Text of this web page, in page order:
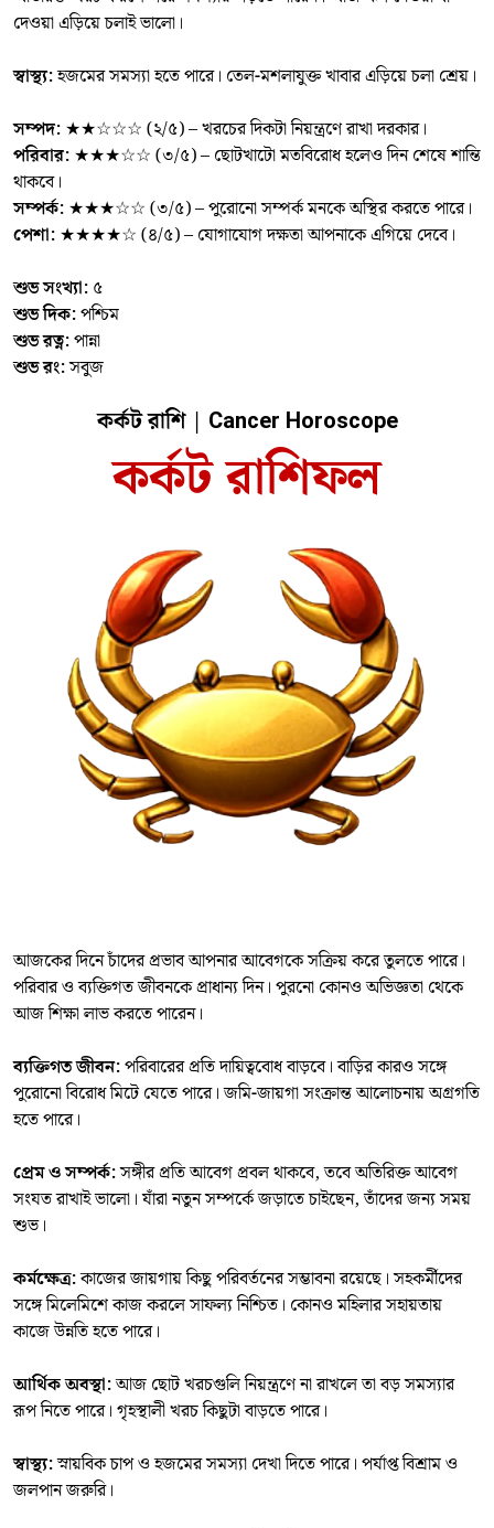
দেওয়া এড়িয়ে চলাই ভালো।
স্বাস্থ্য:হজমের সমস্যা হতে পারে। তেল-মশলাযুক্ত খাবার এড়িয়ে চলা শ্রেয়।
সম্পদ: ★★☆☆☆ (২/৫) – খরচের দিকটা নিয়ন্ত্রণে রাখা দরকার।
পরিবার: ★★★☆☆ (৩/৫) – ছোটখাটো মতবিরোধ হলেও দিন শেষে শান্তি
থাকবে।
সম্পর্ক: ★★★☆☆ (৩/৫) – পুরোনো সম্পর্ক মনকে অস্থির করতে পারে।
পেশা: ★★★★☆ (৪/৫) – যোগাযোগ দক্ষতা আপনাকে এগিয়ে দেবে।
শুভ সংখ্যা: ৫
শুভ দিক:পশ্চিম
শুভ রত্ন:পান্না
শুভ রং:সবুজ
কর্কট রাশি | Cancer Horoscope
কর্কট রাশিফল
আজকের দিনে চাঁদের প্রভাব আপনার আবেগকে সক্রিয় করে তুলতে পারে।
পরিবার ও ব্যক্তিগত জীবনকে প্রাধান্য দিন। পুরনো কোনও অভিজ্ঞতা থেকে
আজ শিক্ষা লাভ করতে পারেন।
ব্যক্তিগত জীবন:পরিবারের প্রতি দায়িত্ববোধ বাড়বে। বাড়ির কারও সঙ্গে
পুরোনো বিরোধ মিটে যেতে পারে। জমি-জায়গা সংক্রান্ত আলোচনায় অগ্রগতি
হতে পারে।
প্রেম ও সম্পর্ক:সঙ্গীর প্রতি আবেগ প্রবল থাকবে, তবে অতিরিক্ত আবেগ
সংযত রাখাই ভালো। যাঁরা নতুন সম্পর্কে জড়াতে চাইছেন, তাঁদের জন্য সময়
শুভ।
কর্মক্ষেত্র:কাজের জায়গায় কিছু পরিবর্তনের সম্ভাবনা রয়েছে। সহকর্মীদের
সঙ্গে মিলেমিশে কাজ করলে সাফল্য নিশ্চিত। কোনও মহিলার সহায়তায়
কাজে উন্নতি হতে পারে।
আর্থিক অবস্থা:আজ ছোট খরচগুলি নিয়ন্ত্রণে না রাখলে তা বড় সমস্যার
রূপ নিতে পারে। গৃহস্থালী খরচ কিছুটা বাড়তে পারে।
স্বাস্থ্য:স্নায়বিক চাপ ও হজমের সমস্যা দেখা দিতে পারে। পর্যাপ্ত বিশ্রাম ও
জলপান জরুরি।